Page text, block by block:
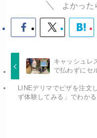
よかった
キャッシュレ
で払わずにセ
LINEデリマでピザを注文
ず体験してみる」でわかる